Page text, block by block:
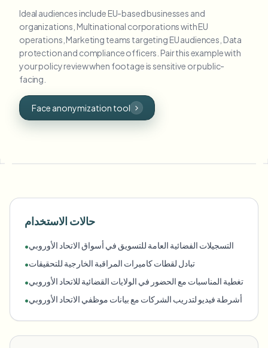
Ideal audiences include EU-based businesses and
organizations, Multinational corporations with EU
operations, Marketing teams targeting EU audiences, Data
protection and compliance officers. Pair this example with
your policy review when footage is sensitive or public-
facing.
Face anonymization tool
حالات الاستخدام
•التسجيلات الفضائية العامة للتسويق في أسواق الاتحاد الأوروبي
•تبادل لقطات كاميرات المراقبة الخارجية للتحقيقات
•تغطية المناسبات مع الحضور في الولايات القضائية للاتحاد الأوروبي
•أشرطة فيديو لتدريب الشركات مع بيانات موظفي الاتحاد الأوروبي